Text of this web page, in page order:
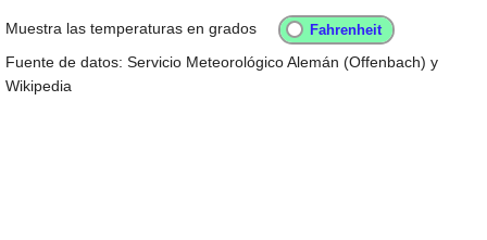
Muestra las temperaturas en grados
Fuente de datos: Servicio Meteorológico Alemán (Offenbach) y
Wikipedia